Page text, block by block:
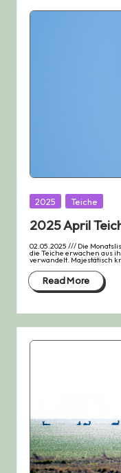
Posted
in2025 Teiche
2025 April
02.05.2025 /// Die
die Teiche erwachen aus
verwandelt. Majestätisch
Read More